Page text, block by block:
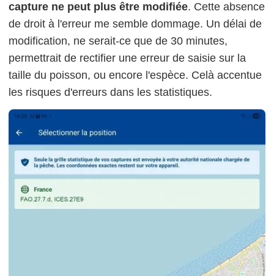
capture ne peut plus être modifiée. Cette absence
de droit à l'erreur me semble dommage. Un délai de
modification, ne serait-ce que de 30 minutes,
permettrait de rectifier une erreur de saisie sur la
taille du poisson, ou encore l'espèce. Celà accentue
les risques d'erreurs dans les statistiques.